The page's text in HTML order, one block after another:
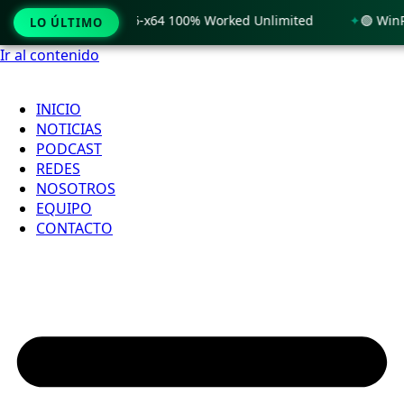
Ir al contenido
INICIO
NOTICIAS
PODCAST
REDES
NOSOTROS
EQUIPO
CONTACTO
LO ÚLTIMO
11 x86-x64 100% Worked Unlimited 🟢 WinRAR 7.11